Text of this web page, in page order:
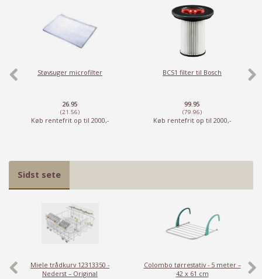
Støvsuger microfilter
26.95
(21.56)
Køb rentefrit op til 2000,-
BCS1 filter til Bosch
99.95
(79.96)
Køb rentefrit op til 2000,-
Sidst sete
Miele trådkurv 12313350 -
Nederst – Original
Colombo tørrestativ - 5 meter –
42 x 61 cm
Stort udvalg i ventilatorer